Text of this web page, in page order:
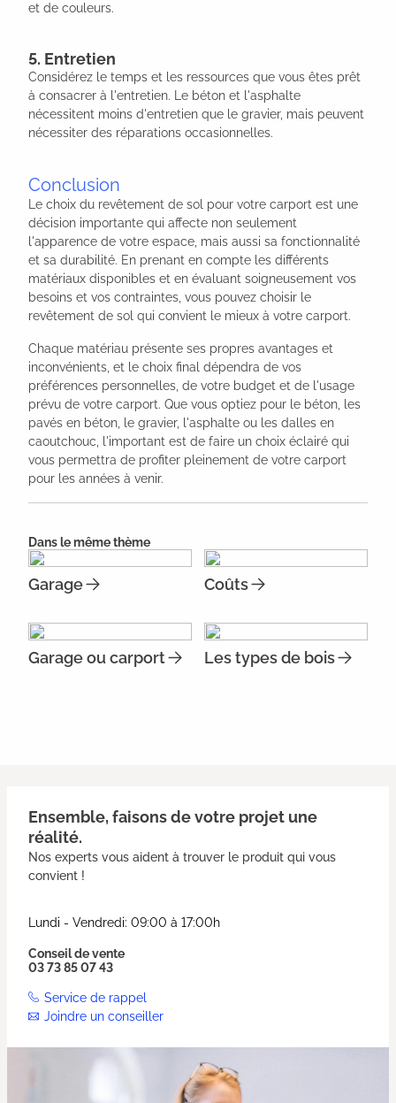
et de couleurs.
5. Entretien
Considérez le temps et les ressources que vous êtes prêt
à consacrer à l'entretien. Le béton et l'asphalte
nécessitent moins d'entretien que le gravier, mais peuvent
nécessiter des réparations occasionnelles.
Conclusion
Le choix du revêtement de sol pour votre carport est une
décision importante qui affecte non seulement
l'apparence de votre espace, mais aussi sa fonctionnalité
et sa durabilité. En prenant en compte les différents
matériaux disponibles et en évaluant soigneusement vos
besoins et vos contraintes, vous pouvez choisir le
revêtement de sol qui convient le mieux à votre carport.
Chaque matériau présente ses propres avantages et
inconvénients, et le choix final dépendra de vos
préférences personnelles, de votre budget et de l'usage
prévu de votre carport. Que vous optiez pour le béton, les
pavés en béton, le gravier, l'asphalte ou les dalles en
caoutchouc, l'important est de faire un choix éclairé qui
vous permettra de profiter pleinement de votre carport
pour les années à venir.
Dans le même thème
Garage Coûts
Garage ou carport Les types de bois
Ensemble, faisons de votre projet une
réalité.
Nos experts vous aident à trouver le produit qui vous
convient !
Lundi - Vendredi: 09:00 à 17:00h
Conseil de vente
03 73 85 07 43
Service de rappel
Joindre un conseiller